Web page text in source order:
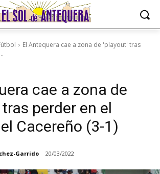
El Antequera cae a zona de 'playout' tras
cae a zona de
tras perder en el
Cacereño (3-1)
Garrido 20/03/2022